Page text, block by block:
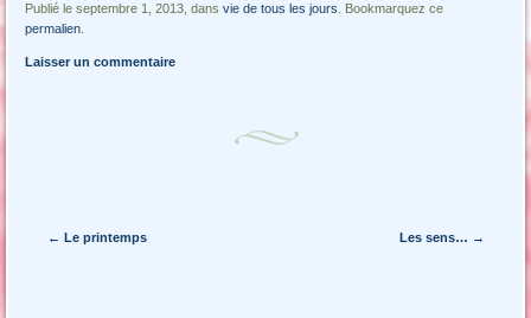
Publié le septembre 1, 2013, dansvie de tous les jours
. Bookmarquez ce
permalien
Laisser un commentaire
Navigation des articles
← Le printemps Les sens… →